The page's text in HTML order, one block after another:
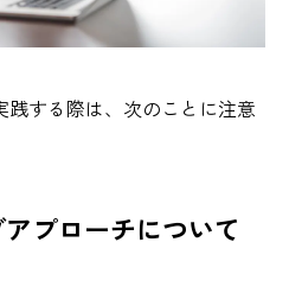
する際は、次のことに注意
プローチについて